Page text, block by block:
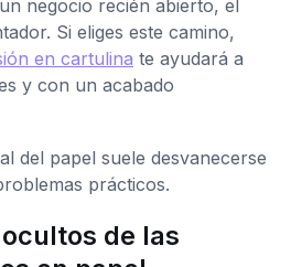
negocio recién abierto, el
Si eliges este camino,
en cartulina te ayudará a
y con un acabado
del papel suele desvanecerse
prácticos.
de las